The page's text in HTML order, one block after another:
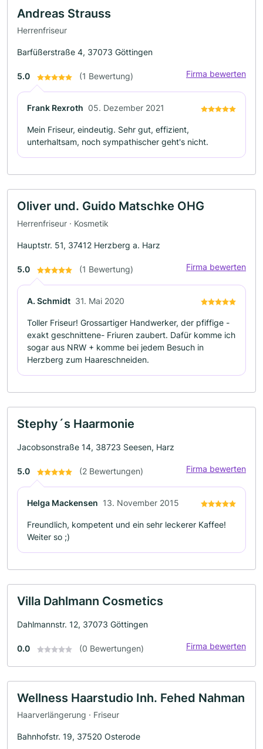
Andreas Strauss
Herrenfriseur
Barfüßerstraße 4, 37073 Göttingen
5.0 (1 Bewertung) Firma bewerten
Frank Rexroth 05. Dezember 2021
Mein Friseur, eindeutig. Sehr gut, effizient,
unterhaltsam, noch sympathischer geht's nicht.
Oliver und. Guido Matschke OHG
Herrenfriseur · Kosmetik
Hauptstr. 51, 37412 Herzberg a. Harz
5.0 (1 Bewertung) Firma bewerten
A. Schmidt 31. Mai 2020
Toller Friseur! Grossartiger Handwerker, der pfiffige -
exakt geschnittene- Friuren zaubert. Dafür komme ich
sogar aus NRW + komme bei jedem Besuch in
Herzberg zum Haareschneiden.
Stephy´s Haarmonie
Jacobsonstraße 14, 38723 Seesen, Harz
5.0 (2 Bewertungen) Firma bewerten
Helga Mackensen 13. November 2015
Freundlich, kompetent und ein sehr leckerer Kaffee!
Weiter so ;)
Villa Dahlmann Cosmetics
Dahlmannstr. 12, 37073 Göttingen
0.0 (0 Bewertungen) Firma bewerten
Wellness Haarstudio Inh. Fehed Nahman
Haarverlängerung · Friseur
Bahnhofstr. 19, 37520 Osterode